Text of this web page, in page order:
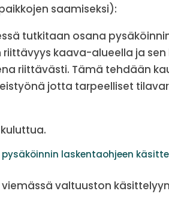
saamiseksi):
tutkitaan osana
kaava-alueella ja
riittävästi. Tämä tehdään
jotta tarpeelliset
laskentaohjeen
valtuuston